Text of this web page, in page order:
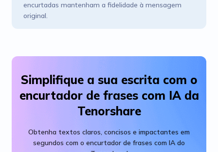
encurtadas mantenham a fidelidade à mensagem
original.
Simplifique a sua escrita com o
encurtador de frases com IA da
Tenorshare
Obtenha textos claros, concisos e impactantes em
segundos com o encurtador de frases com IA do